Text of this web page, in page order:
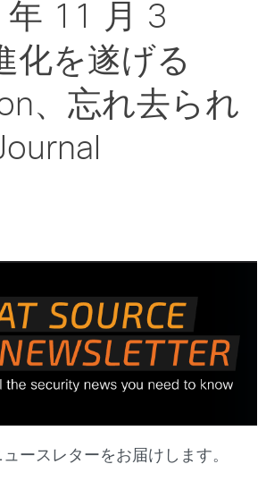
年 11 月 3
化を遂げる
、忘れ去られ
ースレターをお届けします。